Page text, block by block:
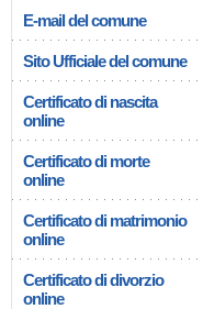
E-mail del comune
Sito Ufficiale del comune
Certificato di nascita
online
Certificato di morte
online
Certificato di matrimonio
online
Certificato di divorzio
online